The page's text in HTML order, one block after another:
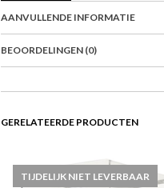
AANVULLENDE INFORMATIE
BEOORDELINGEN (0)
GERELATEERDE PRODUCTEN
TIJDELIJK NIET LEVERBAAR